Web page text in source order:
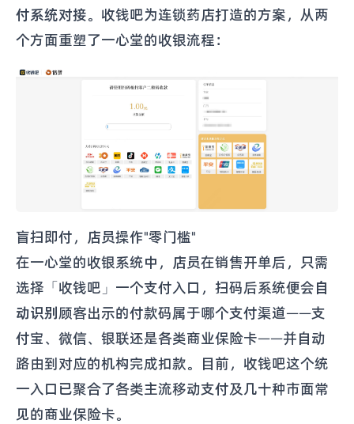
付系统对接。收钱吧为连锁药店打造的方案，从两
个方面重塑了一心堂的收银流程：
盲扫即付，店员操作"零门槛"
在一心堂的收银系统中，店员在销售开单后，只需
选择「收钱吧」一个支付入口，扫码后系统便会自
动识别顾客出示的付款码属于哪个支付渠道——支
付宝、微信、银联还是各类商业保险卡——并自动
路由到对应的机构完成扣款。目前，收钱吧这个统
一入口已聚合了各类主流移动支付及几十种市面常
见的商业保险卡。